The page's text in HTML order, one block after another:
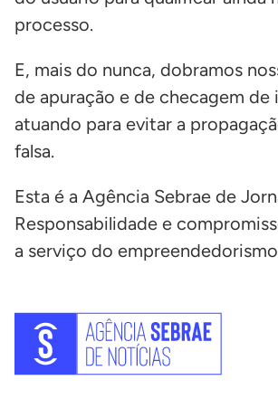
processo.
E, mais do nunca, dobramos
de apuração e de checagem de
atuando para evitar a
falsa.
Esta é a Agência Sebrae de
Responsabilidade e
a serviço do